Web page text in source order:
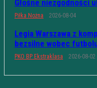
Głośne niezgodności
Piłka Nożna 2026-08-04
Legia Warszawa z
bezsilne wobec futbolu
PKO BP Ekstraklasa 2026-08-02